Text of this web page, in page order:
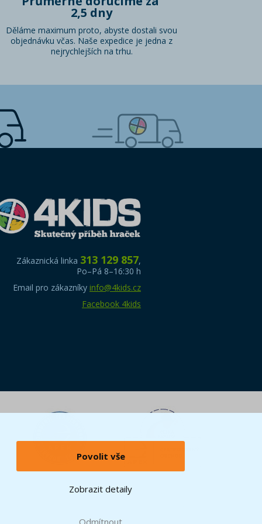
Povolit vše
Zobrazit detaily
Odmítnout
2,5 dny
Děláme maximum proto, abyste dostali svou
objednávku včas. Naše expedice je jedna z
nejrychlejších na trhu.
Zákaznická linka 313 129 857,
Po–Pá 8–16:30 h
Email pro zákazníky info@4kids.cz
Facebook 4kids